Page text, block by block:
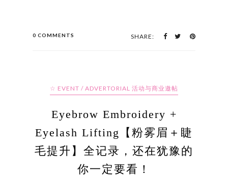
0 COMMENTS SHARE:
☆ EVENT / ADVERTORIAL 活动与商业邀帖
Eyebrow Embroidery +
Eyelash Lifting【粉雾眉＋睫
毛提升】全记录，还在犹豫的
你一定要看！